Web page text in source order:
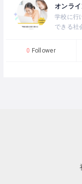
オンラ
学校に行
できる社
0 Follower